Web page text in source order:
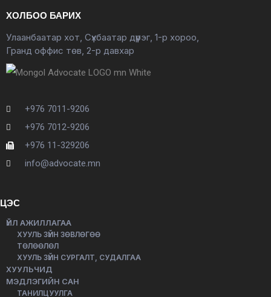
ХОЛБОО БАРИХ
Улаанбаатар хот, Сүхбаатар дүүрэг, 1-р хороо,
Гранд оффис төв, 2-р давхар
+976 7011-9206
+976 7012-9206
+976 11-329206
info@advocate.mn
ЦЭС
ҮЙЛ АЖИЛЛАГАА
ХУУЛЬ ЗҮЙН ЗӨВЛӨГӨӨ
ТӨЛӨӨЛӨЛ
ХУУЛЬ ЗҮЙН СУРГАЛТ, СУДАЛГАА
ХУУЛЬЧИД
МЭДЛЭГИЙН САН
ТАНИЛЦУУЛГА